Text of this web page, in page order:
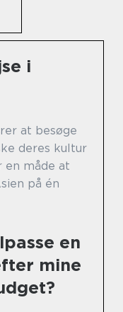
i
at besøge
deres kultur
en måde at
på én
en
mine